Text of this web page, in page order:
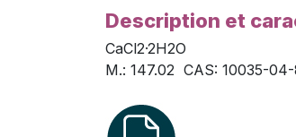
Description et
CaCl2·2H2O
M.: 147.02 CAS: 10035-